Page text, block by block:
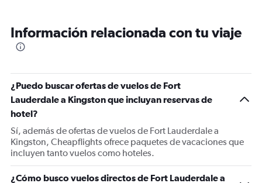
categories.
The
Y
axis
displaying
of
flights.
Range:
0
to
Información relacionada con tu viaje
¿Puedo buscar ofertas de vuelos de Fort
Lauderdale a Kingston que incluyan reservas de
hotel?
Sí, además de ofertas de vuelos de Fort Lauderdale a
Kingston, Cheapflights ofrece paquetes de vacaciones que
incluyen tanto vuelos como hoteles.
¿Cómo busco vuelos directos de Fort Lauderdale a